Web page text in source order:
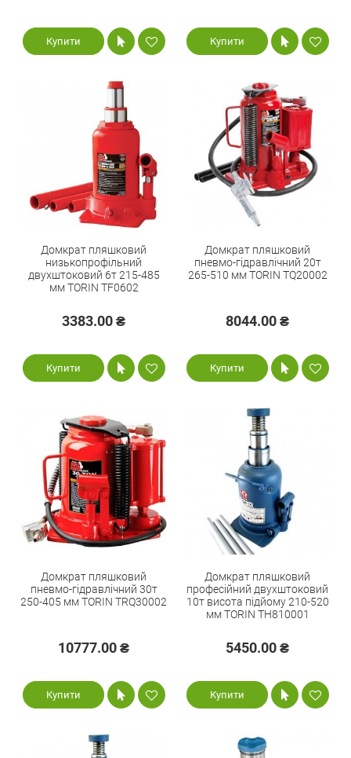
Купити Купити
Домкрат пляшковий
низькопрофільний
двухштоковий 6т 215-485
мм TORIN TF0602
3383.00 ₴
Купити
Домкрат пляшковий
пневмо-гідравлічний 20т
265-510 мм TORIN TQ20002
8044.00 ₴
Купити
Домкрат пляшковий
пневмо-гідравлічний 30т
250-405 мм TORIN TRQ30002
10777.00 ₴
Купити
Домкрат пляшковий
професійний двухштоковий
10т висота підйому 210-520
мм TORIN TH810001
5450.00 ₴
Купити